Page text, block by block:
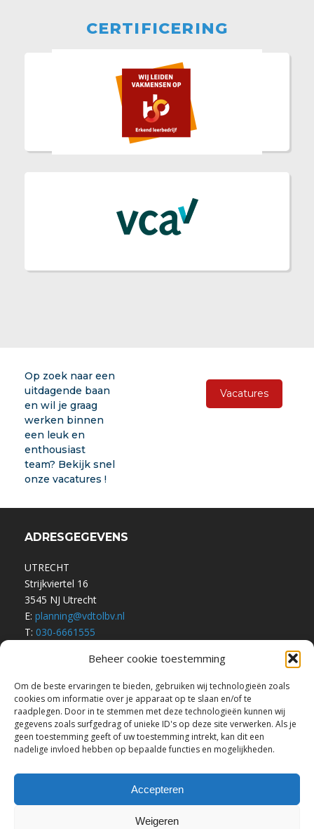
Beheer cookie toestemming
Om de beste ervaringen te bieden, gebruiken wij technologieën zoals
cookies om informatie over je apparaat op te slaan en/of te
raadplegen. Door in te stemmen met deze technologieën kunnen wij
gegevens zoals surfgedrag of unieke ID's op deze site verwerken. Als je
geen toestemming geeft of uw toestemming intrekt, kan dit een
nadelige invloed hebben op bepaalde functies en mogelijkheden.
Accepteren
Weigeren
CERTIFICERING
Op zoek naar een
uitdagende baan
en wil je graag
werken binnen
een leuk en
enthousiast
team? Bekijk snel
onze vacatures !
Vacatures
ADRESGEGEVENS
UTRECHT
Strijkviertel 16
3545 NJ Utrecht
E: planning@vdtolbv.nl
T: 030-6661555
Algemene Voorwaarden
Privacyverklaring